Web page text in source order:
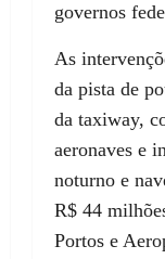
governos
As
da pista de
da taxiway,
aeronaves e
noturno e
R$ 44
Portos e